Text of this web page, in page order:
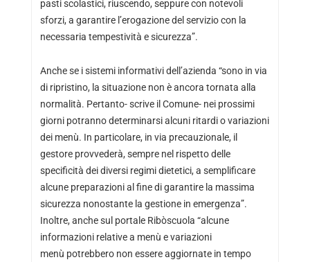
pasti scolastici, riuscendo, seppure con notevoli
sforzi, a garantire l’erogazione del servizio con la
necessaria tempestività e sicurezza”.
Anche se i sistemi informativi dell’azienda “sono in via
di ripristino, la situazione non è ancora tornata alla
normalità. Pertanto- scrive il Comune- nei prossimi
giorni potranno determinarsi alcuni ritardi o variazioni
dei menù. In particolare, in via precauzionale, il
gestore provvederà, sempre nel rispetto delle
specificità dei diversi regimi dietetici, a semplificare
alcune preparazioni al fine di garantire la massima
sicurezza nonostante la gestione in emergenza”.
Inoltre, anche sul portale Ribòscuola “alcune
informazioni relative a menù e variazioni
menù potrebbero non essere aggiornate in tempo